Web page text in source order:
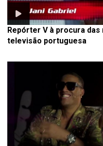
Repórter V à procura
televisão portuguesa